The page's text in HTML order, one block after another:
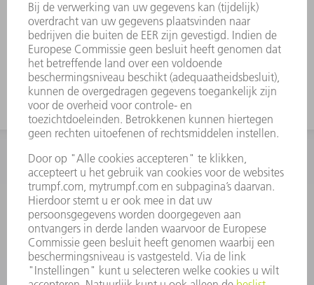
Duurzaam en vormvast
Optimaal afgestemd op uw machines van
TRUMPF
INFORMATIE
Veel gestelde vragen
Algemene voorwaarden
CONTACT
+31 88 4002 400
Ma. - vr. 8.00 - 17.00 uur
onderdelen.tnl@de.trumpf.com